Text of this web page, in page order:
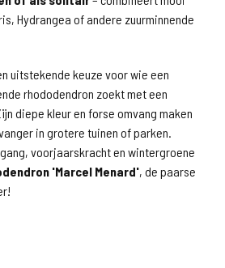
Hydrangea of andere zuurminnende
uitstekende keuze voor wie een
rhododendron zoekt met een
diepe kleur en forse omvang maken
in grotere tuinen of parken.
voorjaarskracht en wintergroene
'Marcel Menard', de paarse